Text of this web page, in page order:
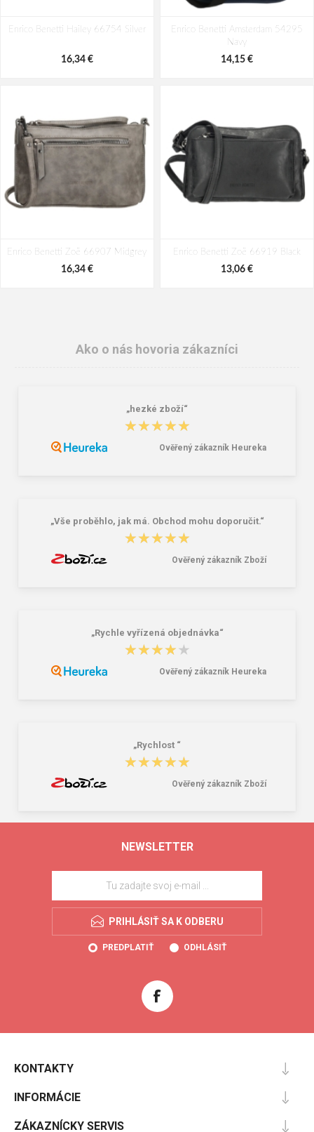
Black
White
32,72 €
Enrico Benetti Hailey 66754 Silver
16,34 €
Enrico Benetti Amsterdam 54295
Navy
14,15 €
Enrico Benetti Zoë 66907 Midgrey
16,34 €
Enrico Benetti Zoë 66919 Black
13,06 €
Ako o nás hovoria zákazníci
„hezké zboží“
★★★★★
★★★★★
Ověřený zákazník Heureka
„Vše proběhlo, jak má. Obchod mohu doporučit.“
★★★★★
★★★★★
Ověřený zákazník Zboží
„Rychle vyřízená objednávka“
★★★★★
★★★★★
Ověřený zákazník Heureka
„Rychlost “
★★★★★
★★★★★
Ověřený zákazník Zboží
NEWSLETTER
PRIHLÁSIŤ SA K ODBERU
PREDPLATIŤ ODHLÁSIŤ
KONTAKTY
INFORMÁCIE
ZÁKAZNÍCKY SERVIS